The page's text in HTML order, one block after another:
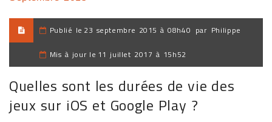
Publié le 23 septembre 2015 à 08h40 par Philippe
Mis à jour le 11 juillet 2017 à 15h52
Quelles sont les durées de vie des
jeux sur iOS et Google Play ?